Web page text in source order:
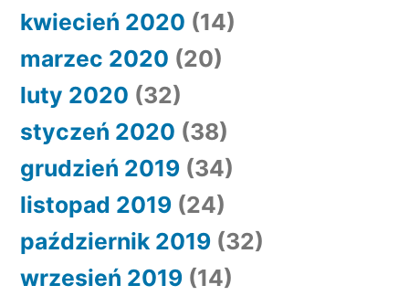
kwiecień 2020 (14)
marzec 2020 (20)
luty 2020 (32)
styczeń 2020 (38)
grudzień 2019 (34)
listopad 2019 (24)
październik 2019 (32)
wrzesień 2019 (14)